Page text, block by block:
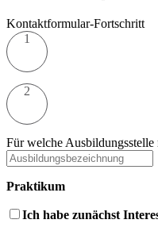
Kontaktformular-Fortschritt
1
2
Für welche
Praktikum
Ich habe zunächst